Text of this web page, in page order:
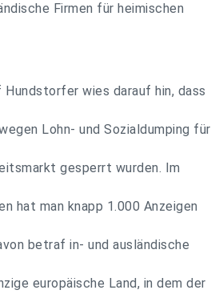
Firmen für heimischen
wies darauf hin, dass
Lohn- und Sozialdumping für
gesperrt wurden. Im
hat man knapp 1.000 Anzeigen
betraf in- und ausländische
europäische Land, in dem der